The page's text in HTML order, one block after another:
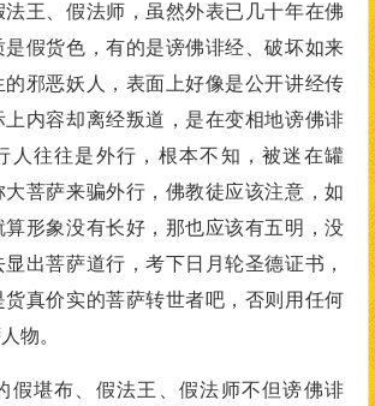
法王、假法师，虽然外表已几十年在佛
假货色，有的是谤佛诽经、破坏如来
的邪恶妖人，表面上好像是公开讲经传
内容却离经叛道，是在变相地谤佛诽
人往往是外行，根本不知，被迷在罐
菩萨来骗外行，佛教徒应该注意，如
形象没有长好，那也应该有五明，没
出菩萨道行，考下日月轮圣德证书，
真价实的菩萨转世者吧，否则用任何
物。
假堪布、假法王、假法师不但谤佛诽